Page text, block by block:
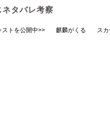
タバレ考察
ストを公開中>> 麒麟がくる ス